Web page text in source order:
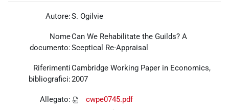
Autore:S. Ogilvie
Nome
documento:
Can We Rehabilitate the Guilds? A
Sceptical Re-Appraisal
Riferimenti
bibliografici:
Cambridge Working Paper in Economics,
2007
Allegato: cwpe0745.pdf